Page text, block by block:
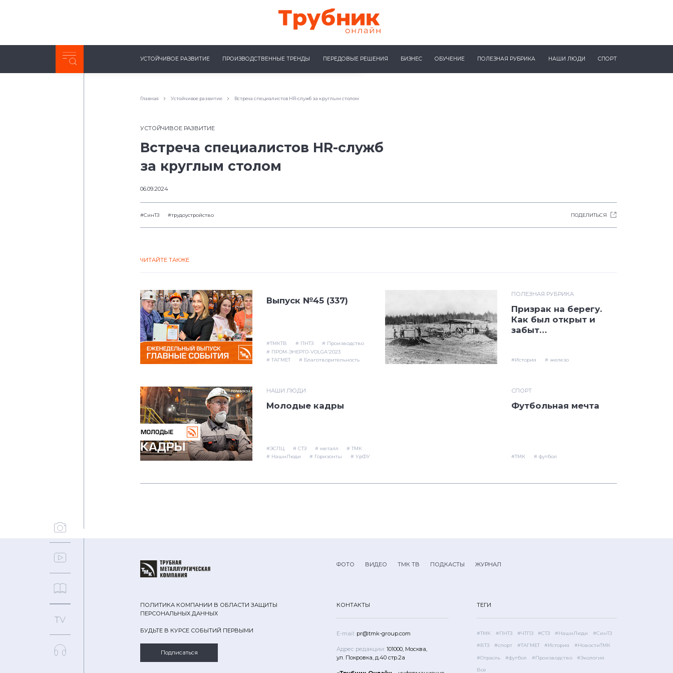
Неделя с ТМК. Выпуск №27 (225)
УСТОЙЧИВОЕ РАЗВИТИЕ ПРОИЗВОДСТВЕННЫЕ ТРЕНДЫ ПЕРЕДОВЫЕ РЕШЕНИЯ БИЗНЕС ОБУЧЕНИЕ ПОЛЕЗНАЯ РУБРИКА НАШИ ЛЮДИ СПОРТ
Главная Устойчивое развитие Встреча специалистов HR-служб за круглым столом
УСТОЙЧИВОЕ РАЗВИТИЕ
Встреча специалистов HR-служб
за круглым столом
06.09.2024
#СинТЗ #трудоустройство ПОДЕЛИТЬСЯ
ЧИТАЙТЕ ТАКЖЕ
Выпуск №45 (337)
#ТМКТВ # ПНТЗ
# Производство
# ПРОМ-ЭНЕРГО-VOLGA'2023
# ТАГМЕТ
# Благотворительность
ПОЛЕЗНАЯ РУБРИКА
Призрак на берегу.
Как был открыт и
забыт
#История # железо
НАШИ ЛЮДИ
Молодые кадры
#ЭСПЦ # СТЗ # металл
# ТМК
# НашиЛюди
# Горизонты # УрФУ
СПОРТ
Футбольная мечта
#ТМК # футбол
ФОТО ВИДЕО ТМК ТВ ПОДКАСТЫ ЖУРНАЛ
ПОЛИТИКА КОМПАНИИ В ОБЛАСТИ ЗАЩИТЫ
ПЕРСОНАЛЬНЫХ ДАННЫХ
БУДЬТЕ В КУРСЕ СОБЫТИЙ ПЕРВЫМИ
Подписаться
КОНТАКТЫ
E-mail: pr@tmk-group.com
Адрес редакции: 101000, Москва,
ул. Покровка, д.40 стр.2а
ТЕГИ
#ТМК #ПНТЗ #ЧТПЗ #СТЗ #НашиЛюди #СинТЗ
#ВТЗ #спорт #ТАГМЕТ #История #НовостиТМК
#Отрасль #футбол #Производство #Экология
Все